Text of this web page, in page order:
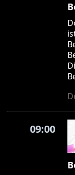
09:00